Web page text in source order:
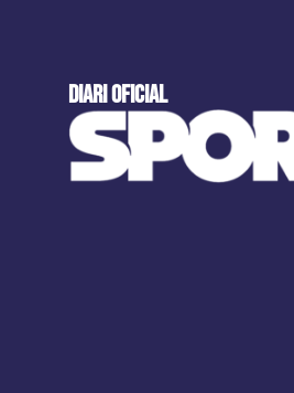
DIARI OFICIAL